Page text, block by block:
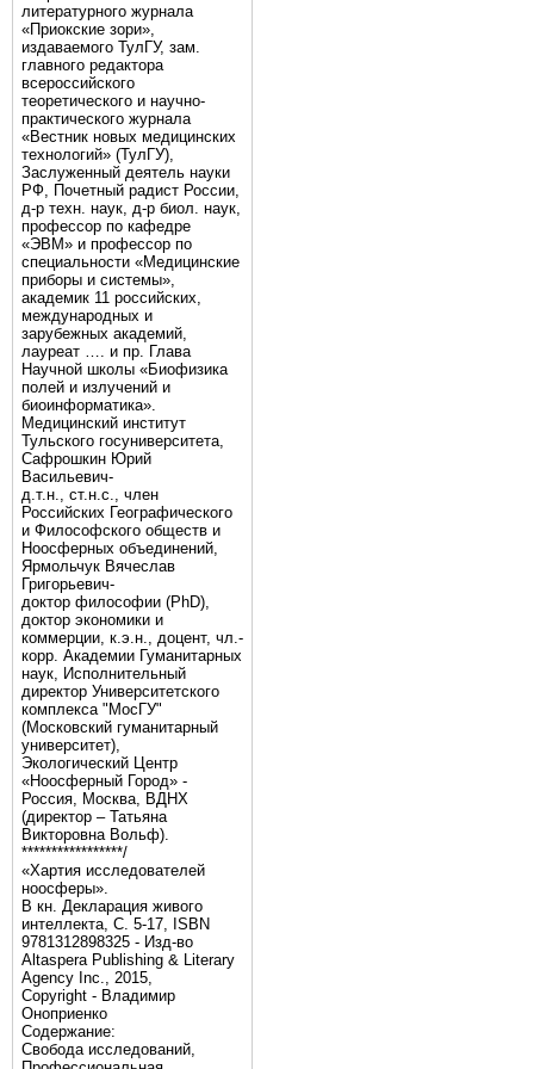
литературного журнала
«Приокские зори»,
издаваемого ТулГУ, зам.
главного редактора
всероссийского
теоретического и научно-
практического журнала
«Вестник новых медицинских
технологий» (ТулГУ),
Заслуженный деятель науки
РФ, Почетный радист России,
д-р техн. наук, д-р биол. наук,
профессор по кафедре
«ЭВМ» и профессор по
специальности «Медицинские
приборы и системы»,
академик 11 российских,
международных и
зарубежных академий,
лауреат …. и пр. Глава
Научной школы «Биофизика
полей и излучений и
биоинформатика».
Медицинский институт
Тульского госуниверситета,
Сафрошкин Юрий
Васильевич-
д.т.н., ст.н.с., член
Российских Географического
и Философского обществ и
Ноосферных объединений,
Ярмольчук Вячеслав
Григорьевич-
доктор философии (PhD),
доктор экономики и
коммерции, к.э.н., доцент, чл.-
корр. Академии Гуманитарных
наук, Исполнительный
директор Университетского
комплекса "МосГУ"
(Московский гуманитарный
университет),
Экологический Центр
«Ноосферный Город» -
Россия, Москва, ВДНХ
(директор – Татьяна
Викторовна Вольф).
*****************/
«Хартия исследователей
ноосферы».
В кн. Декларация живого
интеллекта, С. 5-17, ISBN
9781312898325 - Изд-во
Altaspera Publishing & Literary
Agency Inc., 2015,
Copyright - Владимир
Оноприенко
Содержание:
Свобода исследований,